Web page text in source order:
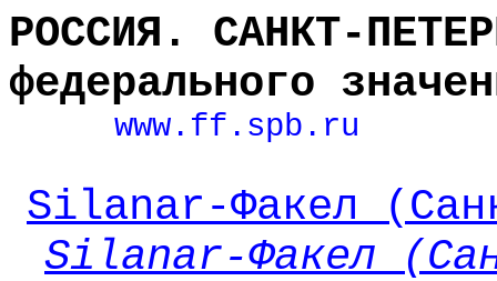
РОССИЯ. САНКТ-
федерального
www.ff.spb.ru
Silanar-Факел
Silanar-Факел